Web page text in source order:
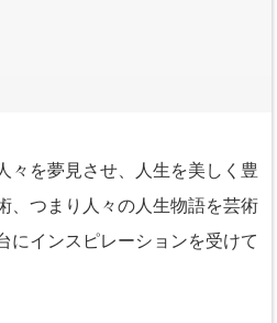
々を夢見させ、人生を美しく豊
、つまり人々の人生物語を芸術
にインスピレーションを受けて